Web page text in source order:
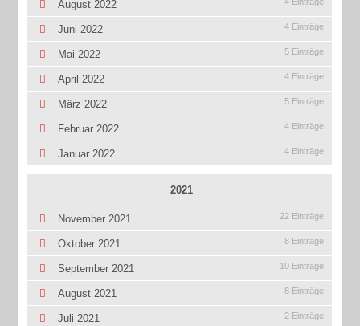
August 2022
Juni 2022 4 Einträge
Mai 2022 5 Einträge
April 2022 4 Einträge
März 2022 5 Einträge
Februar 2022 4 Einträge
Januar 2022 4 Einträge
2021
November 2021 22 Einträge
Oktober 2021 8 Einträge
September 2021 10 Einträge
August 2021 8 Einträge
Juli 2021 2 Einträge